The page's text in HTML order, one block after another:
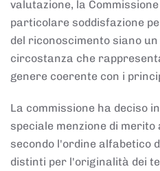
valutazione, la
particolare soddisfazione
del riconoscimento siano
circostanza che
genere coerente con i
La commissione ha deciso
speciale menzione di
secondo l'ordine alfabetico
distinti per l'originalità dei